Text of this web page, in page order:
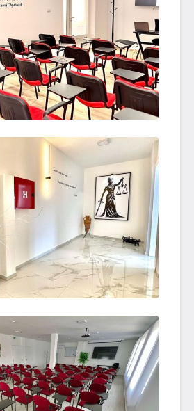
OTVORI SLIKU
OTVORI SLIKU
OTVORI SLIKU